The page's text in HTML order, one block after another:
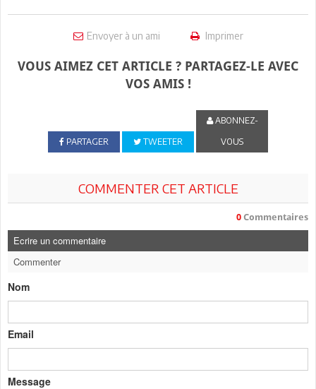
Envoyer à un ami Imprimer
VOUS AIMEZ CET ARTICLE ? PARTAGEZ-LE AVEC
VOS AMIS !
PARTAGER TWEETER
ABONNEZ-
VOUS
COMMENTER CET ARTICLE
0 Commentaires
Ecrire un commentaire
Commenter
Nom
Email
Message